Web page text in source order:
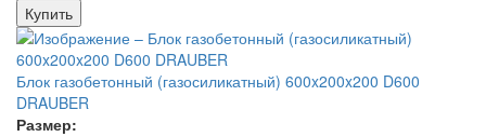
Купить
Блок газобетонный (газосиликатный) 600x200x200 D600
DRAUBER
Размер: